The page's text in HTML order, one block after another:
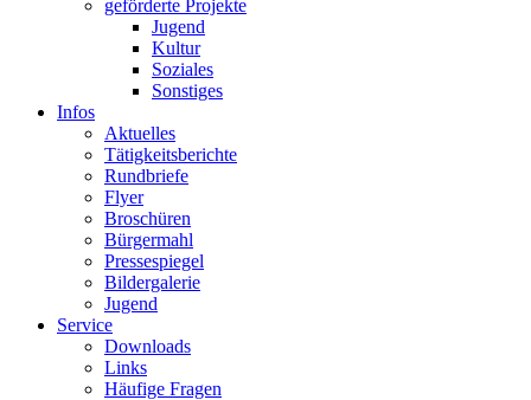
geförderte Projekte
Jugend
Kultur
Soziales
Sonstiges
Infos
Aktuelles
Tätigkeitsberichte
Rundbriefe
Flyer
Broschüren
Bürgermahl
Pressespiegel
Bildergalerie
Jugend
Service
Downloads
Links
Häufige Fragen